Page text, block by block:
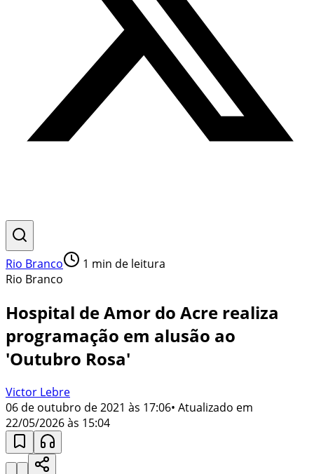
Rio Branco 1 min de leitura
Rio Branco
Hospital de Amor do Acre realiza
programação em alusão ao
'Outubro Rosa'
Victor Lebre
06 de outubro de 2021 às 17:06• Atualizado em
22/05/2026 às 15:04